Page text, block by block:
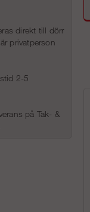
direkt till dörr
privatperson
2-5
på Tak- &